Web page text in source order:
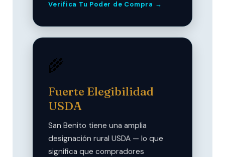
Verifica Tu Poder de Compra
🌾
Fuerte Elegibilidad
USDA
San Benito tiene una amplia
designación rural USDA — lo que
significa que compradores